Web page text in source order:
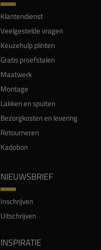
Klantendienst
Veelgestelde vragen
Keuzehulp plinten
Gratis proefstalen
Maatwerk
Montage
Lakken en spuiten
Bezorgkosten en levering
Retourneren
Kadobon
NIEUWSBRIEF
Inschrijven
Uitschrijven
INSPIRATIE